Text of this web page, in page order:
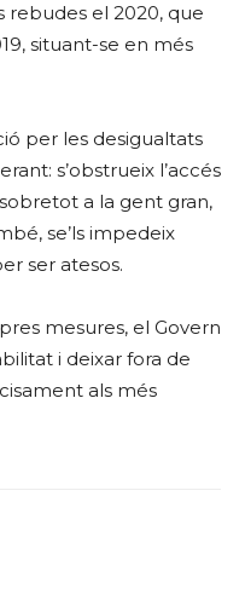
rebudes el 2020, que
situant-se en més
per les desigualtats
s’obstrueix l’accés
a la gent gran,
se’ls impedeix
ser atesos.
mesures, el Govern
i deixar fora de
als més